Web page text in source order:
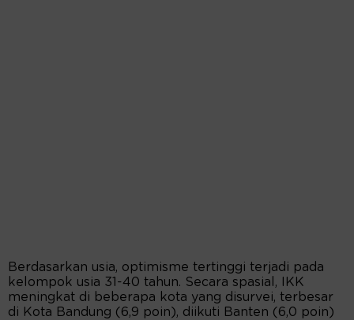
Berdasarkan usia, optimisme tertinggi terjadi pada
kelompok usia 31-40 tahun. Secara spasial, IKK
meningkat di beberapa kota yang disurvei, terbesar
di Kota Bandung (6,9 poin), diikuti Banten (6,0 poin)